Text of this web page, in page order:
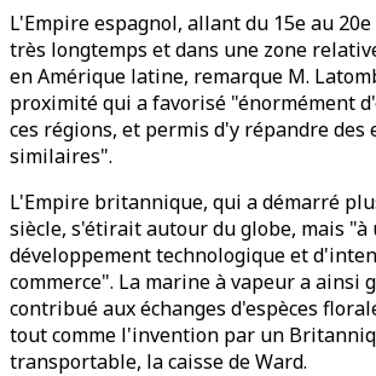
L'Empire espagnol, allant du 15e au
très longtemps et dans une zone
en Amérique latine, remarque M.
proximité qui a favorisé "énormément
ces régions, et permis d'y répandre des
similaires".
L'Empire britannique, qui a démarré
siècle, s'étirait autour du globe, mais "à
développement technologique et
commerce". La marine à vapeur a ainsi
contribué aux échanges d'espèces
tout comme l'invention par un
transportable, la caisse de Ward.